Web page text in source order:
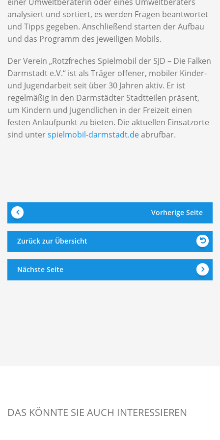
analysiert und sortiert, es werden Fragen beantwortet
und Tipps gegeben. Anschließend starten der Aufbau
und das Programm des jeweiligen Mobils.
Der Verein „Rotzfreches Spielmobil der SJD – Die Falken
Darmstadt e.V.“ ist als Träger offener, mobiler Kinder-
und Jugendarbeit seit über 30 Jahren aktiv. Er ist
regelmäßig in den Darmstädter Stadtteilen präsent,
um Kindern und Jugendlichen in der Freizeit einen
festen Anlaufpunkt zu bieten. Die aktuellen Einsatzorte
sind unterspielmobil-darmstadt.deabrufbar.
Vorherige Seite
Zurück zur Übersicht
Nächste Seite
DAS KÖNNTE SIE AUCH INTERESSIEREN